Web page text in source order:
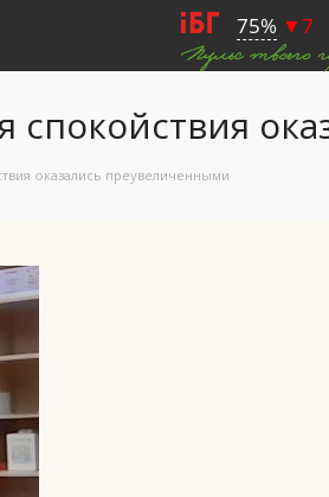
спокойствия
оказались преувеличенными